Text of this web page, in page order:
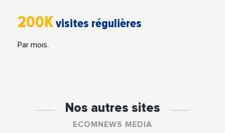
200Kvisites régulières
Par mois.
Nos autres sites
ECOMNEWS MEDIA